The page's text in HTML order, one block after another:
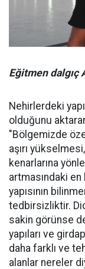
Eğitmen dalgıç
Nehirlerdeki
olduğunu
"Bölgemizde
aşırı
kenarlarına
artmasındaki en
yapısının
tedbirsizliktir.
sakin görünse
yapıları ve
daha farklı ve
alanlar nereler